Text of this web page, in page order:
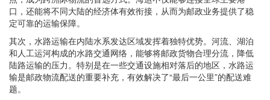
口，还能将不同大陆的经济体有效衔接，从而为邮政业务提供了稳
定可靠的运输保障。
其次，水路运输在内陆水系发达区域发挥着独特优势。河流、湖泊
和人工运河构成的水路交通网络，能够将邮政货物合理分流，降低
陆路运输的压力。特别是在一些交通设施相对落后的地区，水路运
输是邮政物流配送的重要补充，有效解决了“最后一公里”的配送难
题。